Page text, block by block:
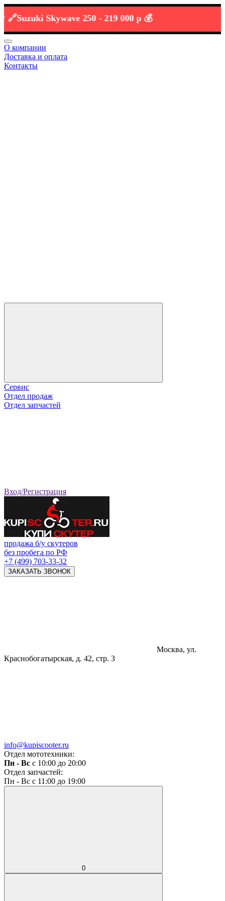
Skywave 250 -219 000 р 💰
О компании
Доставка и оплата
Контакты
Сервис
Отдел продаж
Отдел запчастей
Вход/Регистрация
продажа б/у скутеров
без пробега по РФ
+7 (499) 703-33-32
ЗАКАЗАТЬ ЗВОНОК
Москва, ул.
Краснобогатырская, д. 42, стр. 3
info@kupiscooter.ru
Отдел мототехники:
Пн - Вс с 10:00 до 20:00
Отдел запчастей:
Пн - Вс с 11:00 до 19:00
0